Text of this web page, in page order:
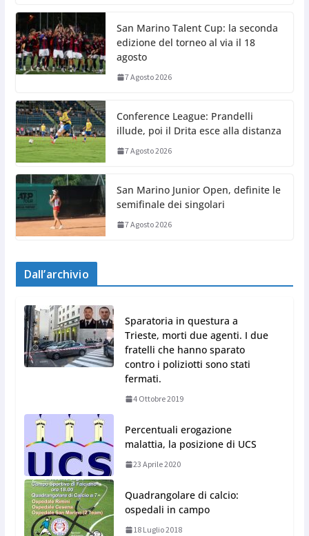
San Marino Talent Cup: la seconda
edizione del torneo al via il 18
agosto
7 Agosto 2026
Conference League: Prandelli
illude, poi il Drita esce alla distanza
7 Agosto 2026
San Marino Junior Open, definite le
semifinale dei singolari
7 Agosto 2026
Dall’archivio
Sparatoria in questura a
Trieste, morti due agenti. I due
fratelli che hanno sparato
contro i poliziotti sono stati
fermati.
4 Ottobre 2019
Percentuali erogazione
malattia, la posizione di UCS
23 Aprile 2020
Quadrangolare di calcio:
ospedali in campo
18 Luglio 2018